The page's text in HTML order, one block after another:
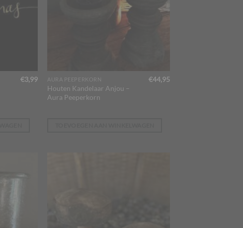
€3,99 AURA PEEPERKORN
Houten Kandelaar Anjou –
Aura Peeperkorn
€44,95